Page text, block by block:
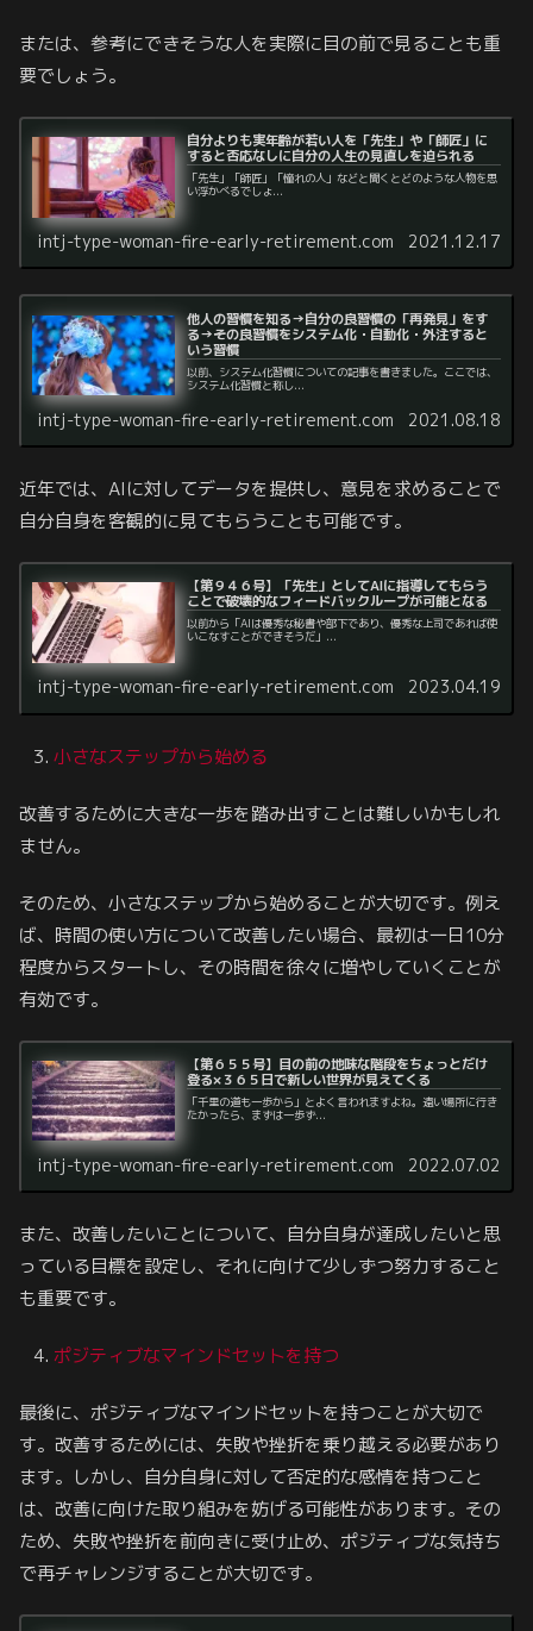
または、参考にできそうな人を実際に目の前で見ることも重
要でしょう。
自分よりも実年齢が若い人を「先生」や「師匠」に
すると否応なしに自分の人生の見直しを迫られる
「先生」「師匠」「憧れの人」などと聞くとどのような人物を思
い浮かべるでしょ...
intj-type-woman-fire-early-retirement.com 2021.12.17
他人の習慣を知る→自分の良習慣の「再発見」をす
る→その良習慣をシステム化・自動化・外注すると
いう習慣
以前、システム化習慣についての記事を書きました。ここでは、
システム化習慣と称し...
intj-type-woman-fire-early-retirement.com 2021.08.18
近年では、AIに対してデータを提供し、意見を求めることで
自分自身を客観的に見てもらうことも可能です。
【第９４６号】「先生」としてAIに指導してもらう
ことで破壊的なフィードバックループが可能となる
以前から「AIは優秀な秘書や部下であり、優秀な上司であれば使
いこなすことができそうだ」...
intj-type-woman-fire-early-retirement.com 2023.04.19
小さなステップから始める
改善するために大きな一歩を踏み出すことは難しいかもしれ
ません。
そのため、小さなステップから始めることが大切です。例え
ば、時間の使い方について改善したい場合、最初は一日10分
程度からスタートし、その時間を徐々に増やしていくことが
有効です。
【第６５５号】目の前の地味な階段をちょっとだけ
登る×３６５日で新しい世界が見えてくる
「千里の道も一歩から」とよく言われますよね。遠い場所に行き
たかったら、まずは一歩ず...
intj-type-woman-fire-early-retirement.com 2022.07.02
また、改善したいことについて、自分自身が達成したいと思
っている目標を設定し、それに向けて少しずつ努力すること
も重要です。
ポジティブなマインドセットを持つ
最後に、ポジティブなマインドセットを持つことが大切で
す。改善するためには、失敗や挫折を乗り越える必要があり
ます。しかし、自分自身に対して否定的な感情を持つこと
は、改善に向けた取り組みを妨げる可能性があります。その
ため、失敗や挫折を前向きに受け止め、ポジティブな気持ち
で再チャレンジすることが大切です。